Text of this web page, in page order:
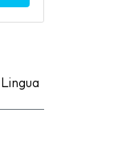
Lingua